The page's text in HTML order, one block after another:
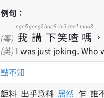
例句：
(粵) 我
ngo5
講
gong2
下
haa5
笑
siu3
喳
zaa1
嗎
maa3
，
(英) I was just joking.
點不知
詎料 出乎意料 居然 乍 誰